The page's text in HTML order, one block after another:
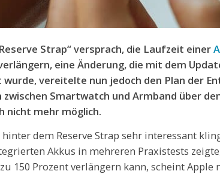
Strap“ versprach, die Laufzeit einer
eine Änderung, die mit dem
wurde, vereitelte nun jedoch den Plan der
zwischen Smartwatch und Armband über
nicht mehr möglich.
dem Reserve Strap sehr interessant
Akkus in mehreren Praxistests
150 Prozent verlängern kann, scheint Apple